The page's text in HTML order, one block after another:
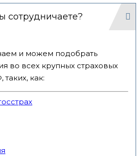
сотрудничаете?
и можем подобрать
во всех крупных страховых
как: